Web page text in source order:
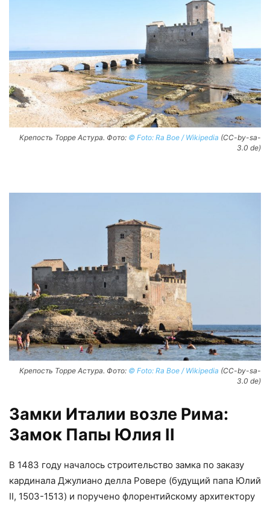
Крепость Торре Астура. Фото: © Foto: Ra Boe / Wikipedia (CC-by-sa-
3.0 de)
Крепость Торре Астура. Фото: © Foto: Ra Boe / Wikipedia (CC-by-sa-
3.0 de)
Замки Италии возле Рима:
Замок Папы Юлия II
В 1483 году началось строительство замка по заказу
кардинала Джулиано делла Ровере (будущий папа Юлий
II, 1503-1513) и поручено флорентийскому архитектору